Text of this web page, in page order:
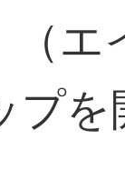
（
プ